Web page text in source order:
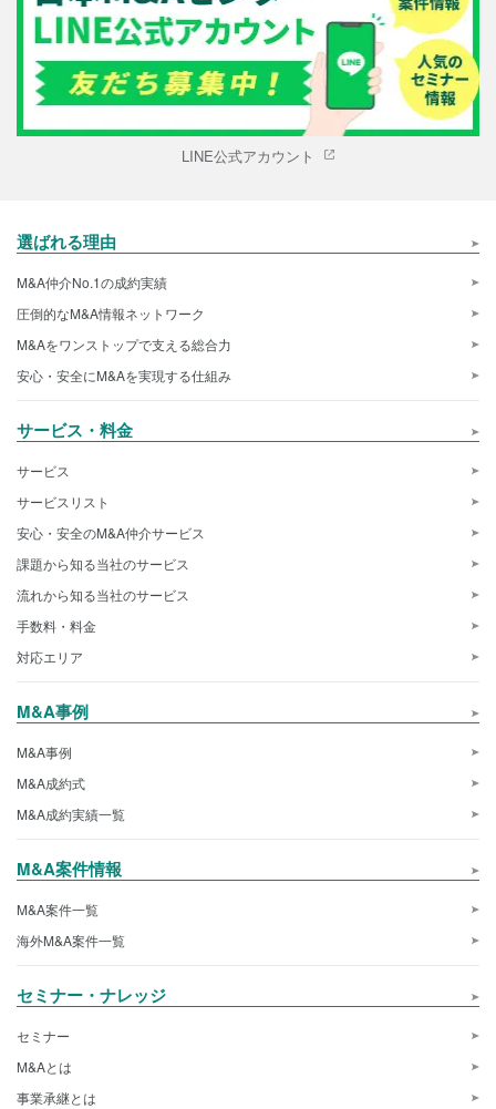
LINE公式アカウント
選ばれる理由
M&A仲介No.1の成約実績
圧倒的なM&A情報ネットワーク
M&Aをワンストップで支える総合力
安心・安全にM&Aを実現する仕組み
サービス・料金
サービス
サービスリスト
安心・安全のM&A仲介サービス
課題から知る当社のサービス
流れから知る当社のサービス
手数料・料金
対応エリア
M&A事例
M&A事例
M&A成約式
M&A成約実績一覧
M&A案件情報
M&A案件一覧
海外M&A案件一覧
セミナー・ナレッジ
セミナー
M&Aとは
事業承継とは